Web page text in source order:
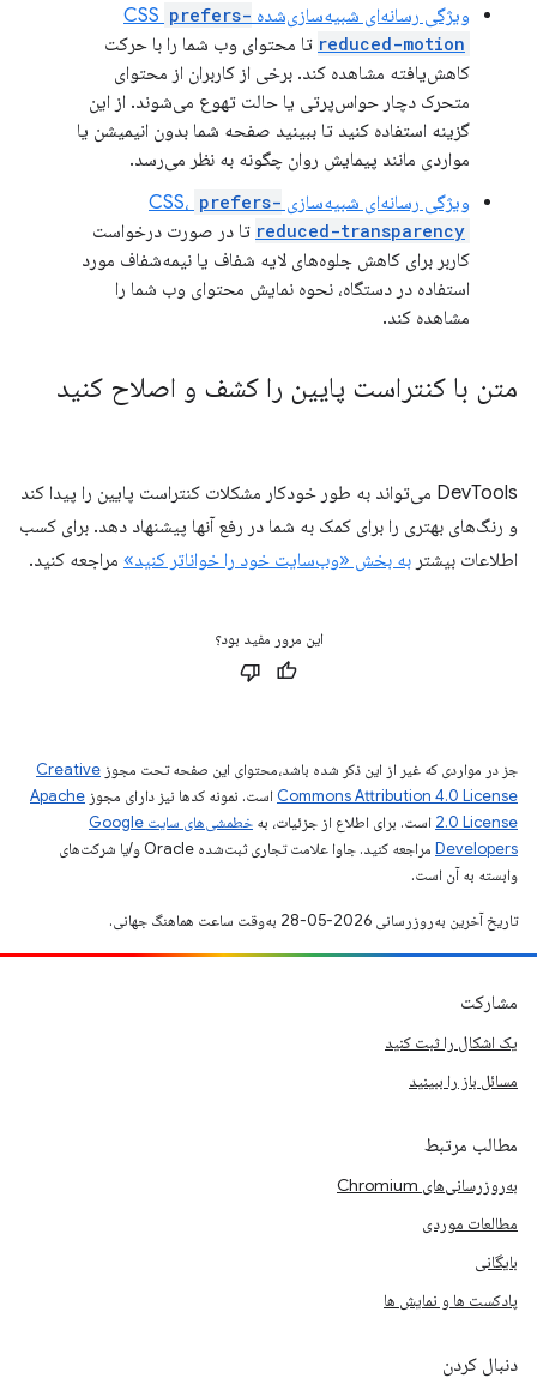
ویژگی رسانه‌ای شبیه‌سازی‌شده CSS prefers-
reduced-motion تا محتوای وب شما را با حرکت
کاهش‌یافته مشاهده کند. برخی از کاربران از محتوای
متحرک دچار حواس‌پرتی یا حالت تهوع می‌شوند. از این
گزینه استفاده کنید تا ببینید صفحه شما بدون انیمیشن یا
مواردی مانند پیمایش روان چگونه به نظر می‌رسد.
ویژگی رسانه‌ای شبیه‌سازی CSS، prefers-
reduced-transparency تا در صورت درخواست
کاربر برای کاهش جلوه‌های لایه شفاف یا نیمه‌شفاف مورد
استفاده در دستگاه، نحوه نمایش محتوای وب شما را
مشاهده کند.
متن با کنتراست پایین را کشف و اصلاح کنید
DevTools می‌تواند به طور خودکار مشکلات کنتراست پایین را پیدا کند
و رنگ‌های بهتری را برای کمک به شما در رفع آنها پیشنهاد دهد. برای کسب
اطلاعات بیشتر به بخش «وب‌سایت خود را خواناتر کنید» مراجعه کنید.
این مرور مفید بود؟
جز در مواردی که غیر از این ذکر شده باشد،‌محتوای این صفحه تحت مجوز Creative
Commons Attribution 4.0 License است. نمونه کدها نیز دارای مجوز Apache
2.0 License است. برای اطلاع از جزئیات، به
خطمشی‌های سایت Google
Developers‏
مراجعه کنید. جاوا علامت تجاری ثبت‌شده Oracle و/یا شرکت‌های
وابسته به آن است.
تاریخ آخرین به‌روزرسانی 2026-05-28 به‌وقت ساعت هماهنگ جهانی.
مشارکت
یک اشکال را ثبت کنید
مسائل باز را ببینید
مطالب مرتبط
به‌روزرسانی‌های Chromium
مطالعات موردی
بایگانی
پادکست ها و نمایش ها
دنبال کردن